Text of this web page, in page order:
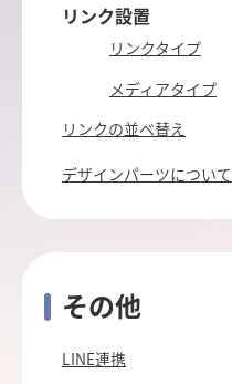
リンク設置
リンクタイプ
メディアタイプ
リンクの並べ替え
デザインパーツについて
その他
LINE連携